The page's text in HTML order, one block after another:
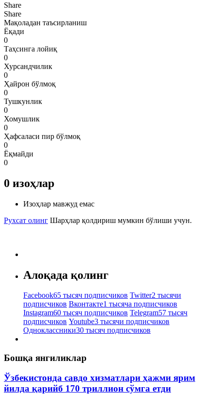
Share
Share
Мақоладан таъсирланиш
Ёқади
0
Таҳсинга лойиқ
0
Хурсандчилик
0
Ҳайрон бўлмоқ
0
Тушкунлик
0
Хомушлик
0
Ҳафсаласи пир бўлмоқ
0
Ёқмайди
0
0 изоҳлар
Изоҳлар мавжуд емас
Рухсат олинг Шарҳлар қолдириш мумкин бўлиши учун.
Алоқада қолинг
Facebook65 тысяч подписчиков Twitter2 тысячи
подписчиков Вконтакте1 тысяча подписчиков
Instagram60 тысяч подписчиков Telegram57 тысяч
подписчиков Youtube3 тысячи подписчиков
Одноклассники30 тысяч подписчиков
Бошқа янгиликлар
Ўзбекистонда савдо хизматлари ҳажми ярим
йилда қарийб 170 триллион сўмга етди